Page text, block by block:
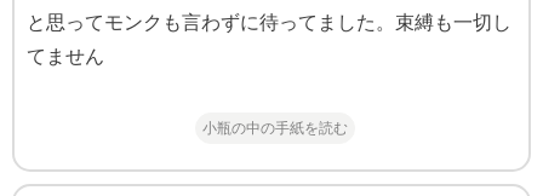
と思ってモンクも言わずに待ってました。束縛も一切し
てません
小瓶の中の手紙を読む